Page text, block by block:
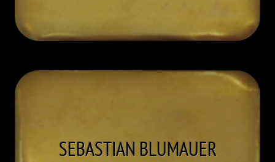
SEBASTIANBLUMAUER